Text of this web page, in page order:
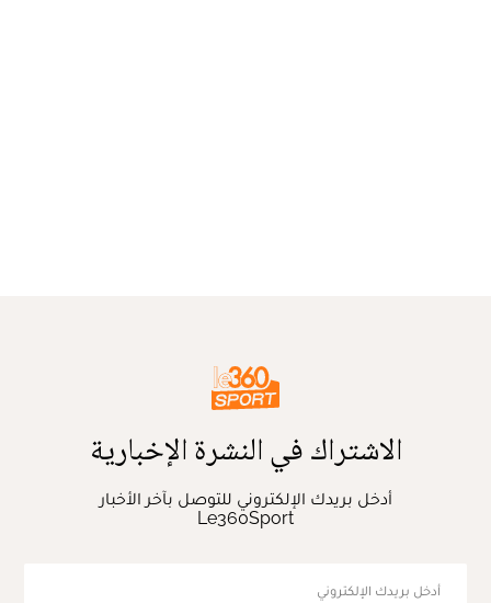
الاشتراك في النشرة الإخبارية
أدخل بريدك الإلكتروني للتوصل بآخر الأخبار
Le360Sport